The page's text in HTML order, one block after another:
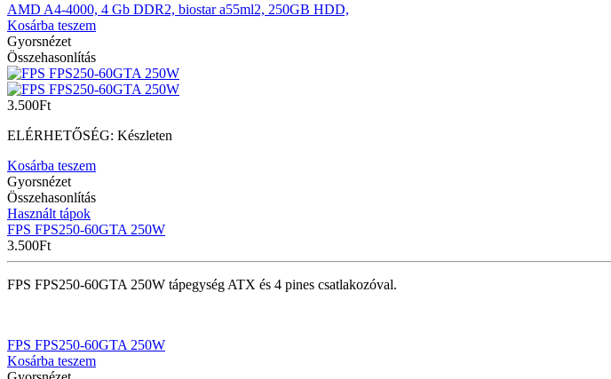
AMD A4-4000, 4 Gb DDR2, biostar a55ml2, 250GB HDD,
Kosárba teszem
Gyorsnézet
Összehasonlítás
3.500Ft
ELÉRHETŐSÉG: Készleten
Kosárba teszem
Gyorsnézet
Összehasonlítás
Használt tápok
FPS FPS250-60GTA 250W
3.500Ft
FPS FPS250-60GTA 250W tápegység ATX és 4 pines csatlakozóval.
FPS FPS250-60GTA 250W
Kosárba teszem